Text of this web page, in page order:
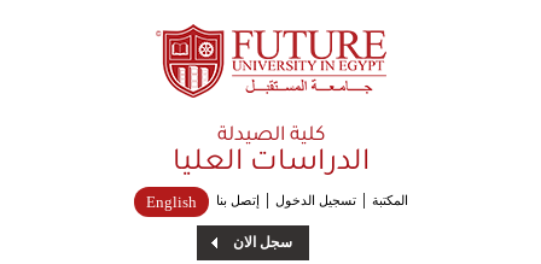
Future University
كلية الصيدلة
الدراسات العليا
المكتبة تسجيل الدخول إتصل بنا English
سجل الان